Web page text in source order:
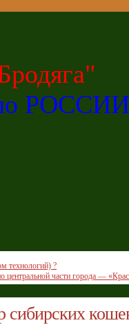
технологий) ?
части города —
сибирских